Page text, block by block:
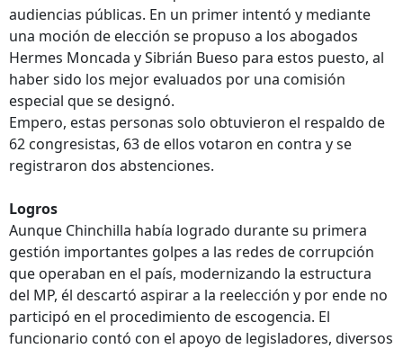
audiencias públicas. En un primer intentó y mediante
una moción de elección se propuso a los abogados
Hermes Moncada y Sibrián Bueso para estos puesto, al
haber sido los mejor evaluados por una comisión
especial que se designó.
Empero, estas personas solo obtuvieron el respaldo de
62 congresistas, 63 de ellos votaron en contra y se
registraron dos abstenciones.
Logros
Aunque Chinchilla había logrado durante su primera
gestión importantes golpes a las redes de corrupción
que operaban en el país, modernizando la estructura
del MP, él descartó aspirar a la reelección y por ende no
participó en el procedimiento de escogencia. El
funcionario contó con el apoyo de legisladores, diversos